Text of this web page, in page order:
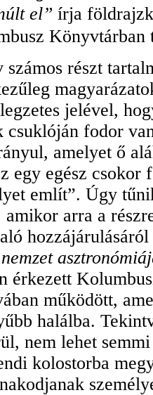
el” írja
Könyvtárban
számos részt
jelével,
csuklóján fodor
amelyet ő
egy egész csokor
említ”. Úgy
amikor arra a
érkezett
működött,
halálba.
nem lehet
kolostorba